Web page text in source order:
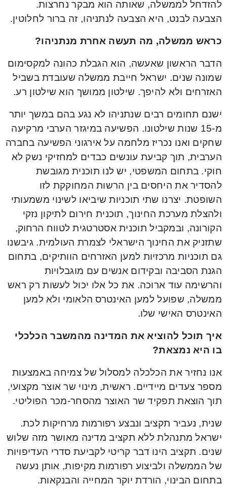
להזדחל לממשלה, שאותה הוא מבקר נחרצות.
הצבעה לבנט, היא הצבעה לנתניהו, זה ברור לחלוטין.
כראש ממשלה, מה תעשה אחרת מנתניהו?
הדבר הראשון שאעשה, הוא הגבלת כהונה למקסימום
שמונה שנים. ישראל חייבת ממשלה שעובדת בשביל
האזרחים ולא להיפך. שילטון ממושך הוא שילטון רע.
ישנם תחומים רבים שנתניהו לא נגע בהם במשך יותר
מ-15 שנות שילטונו. הפשיעה במיגזר הערבי מרקיעה
שחקים ואנו נכריז מלחמה על אירגוני הפשיעה בחברה
הערבית, תוך קביעת עונשים כבדים למחזיקי נשק לא
חוקי. בתחום המשפטי, יש לנו תוכנית מגובשת
להסדיר את היחסים בין הרשות המחוקקת לזו
השופטת. יצרנו שתי תוכניות שיביאו לשינוי משמעותי
ולהצלת מערכת החינוך, תוכנית חירום לתיקון נזקי
הקורונה, ובמקביל תוכנית אסטרטגית לטווח הרחוק,
שתזניק את החינוך הישראלי לצמרת העולמית. גיבשנו
גם תוכניות מרכזיות למען האזרחים הוותיקים, בתחום
הגנת הסביבה ובקידום אנשים עם מוגבלויות
והרשימה עוד ארוכה. את כל אלו יכול לעשות רק ראש
ממשלה, שפועל למען האינטרס הלאומי ולא למען
האינטרס האישי שלו.
איך תוכל להוציא את המדינה מהמשבר הכלכלי
בו היא נמצאת?
אנו נחזיר את הכלכלה למסלול של צמיחה באמצעות
מספר צעדים מיידיים. ראשית, מינוי שר אוצר מקצועי,
תוך הוצאת תפקיד שר האוצר מהסחר-מכר הפוליטי.
שנית, נעביר תקציב ונבצע רפורמות מרחיקות לכת.
ישראל מתנהלת ללא תקציב מדינה מאושר מזה שלוש
שנים. תקציב הינו דבר קריטי לקביעת סדרי העדיפויות
של הממשלה ולביצוע רפורמות מקיפות, אותן נעשה
בתחום הבינוי, הורדת יוקר המחייה והבנקאות.